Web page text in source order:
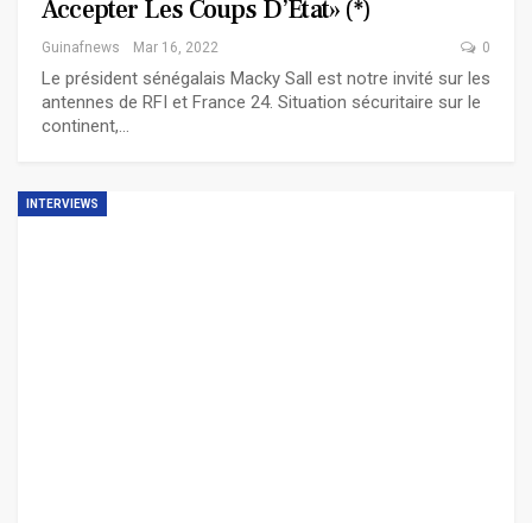
Accepter Les Coups D’État» (*)
Guinafnews Mar 16, 2022 0
Le président sénégalais Macky Sall est notre invité sur les
antennes de RFI et France 24. Situation sécuritaire sur le
continent,…
INTERVIEWS